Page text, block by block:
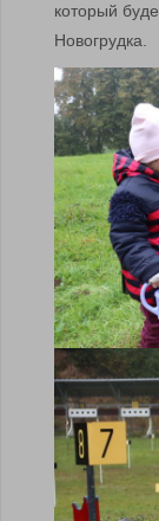
который
Новогрудка.